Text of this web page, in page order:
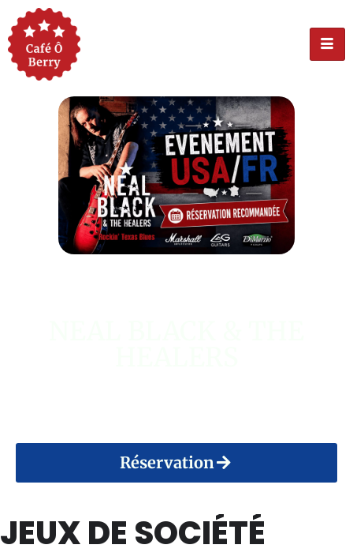
Réservation
JEUX DE SOCIÉTÉ